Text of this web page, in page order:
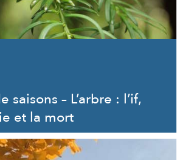
saisons – L’arbre : l’if,
et la mort